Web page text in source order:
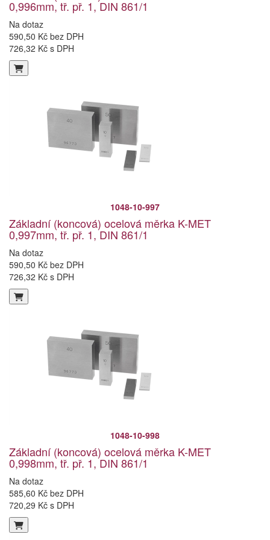
0,996mm, tř. př. 1, DIN 861/1
Na dotaz
590,50 Kč bez DPH
726,32 Kč s DPH
1048-10-997
Základní (koncová) ocelová měrka K-MET
0,997mm, tř. př. 1, DIN 861/1
Na dotaz
590,50 Kč bez DPH
726,32 Kč s DPH
1048-10-998
Základní (koncová) ocelová měrka K-MET
0,998mm, tř. př. 1, DIN 861/1
Na dotaz
585,60 Kč bez DPH
720,29 Kč s DPH